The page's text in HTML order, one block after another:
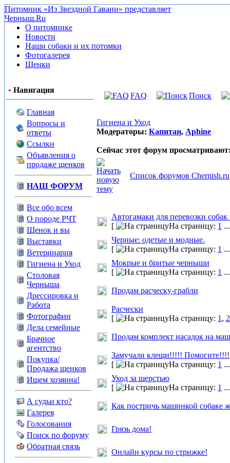
Питомник «Из Звездной Гавани» представляет
Черныш.Ru
О питомнике
Новости
Наши собаки и их потомки
Фотогалерея
Щенки
• Навигация
Главная
Вопросы и
ответы
Ссылки
Объявления о
продаже щенков
НАШ ФОРУМ
Все обо всем
О породе РЧТ
Щенок и вы
Выставки
Ветеринария
Гигиена и Уход
Столовая
Черныша
Дрессировка и
Работа
Фотографии
Дела семейные
Брачное
агентство
Покупка/
Продажа щенков
Ищем хозяина!
А судьи кто?
Галерея
Голосования
Поиск по форуму
Обратная связь
FAQ Поиск
Гигиена и Уход
Модераторы: Капитан, Aphine
Сейчас этот форум
Список форумов Chernish.ru
Автогамаки для перевозки
[
На страницу: 1
Черные: одетые и модные.
[
На страницу: 1
Мокрые и бритые черныши
[
На страницу: 1
Продам расческу-грабли
Расчески
[
На страницу: 1 , 2
Продам комплект насадок на
Замучали клещи!!!!! Помогите!!!!
[
На страницу: 1
Уход за шерстью
[
На страницу: 1
Как постричь машинкой собаке
Грязь дома!
Онлайн курсы по стрижке!